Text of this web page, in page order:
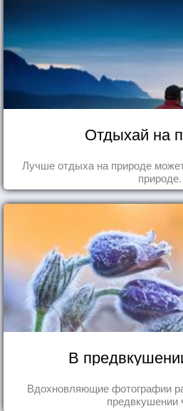
Отдыхай на
Лучше отдыха на природе
природе.
В
Вдохновляющие фотографии
предвкушении